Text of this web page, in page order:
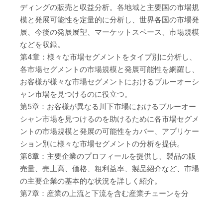
ディングの販売と収益分析。各地域と主要国の市場規
模と発展可能性を定量的に分析し、世界各国の市場発
展、今後の発展展望、マーケットスペース、市場規模
などを収録。
第4章：様々な市場セグメントをタイプ別に分析し、
各市場セグメントの市場規模と発展可能性を網羅し、
お客様が様々な市場セグメントにおけるブルーオーシ
ャン市場を見つけるのに役立つ。
第5章：お客様が異なる川下市場におけるブルーオー
シャン市場を見つけるのを助けるために各市場セグメ
ントの市場規模と発展の可能性をカバー、アプリケー
ション別に様々な市場セグメントの分析を提供。
第6章：主要企業のプロフィールを提供し、製品の販
売量、売上高、価格、粗利益率、製品紹介など、市場
の主要企業の基本的な状況を詳しく紹介。
第7章：産業の上流と下流を含む産業チェーンを分